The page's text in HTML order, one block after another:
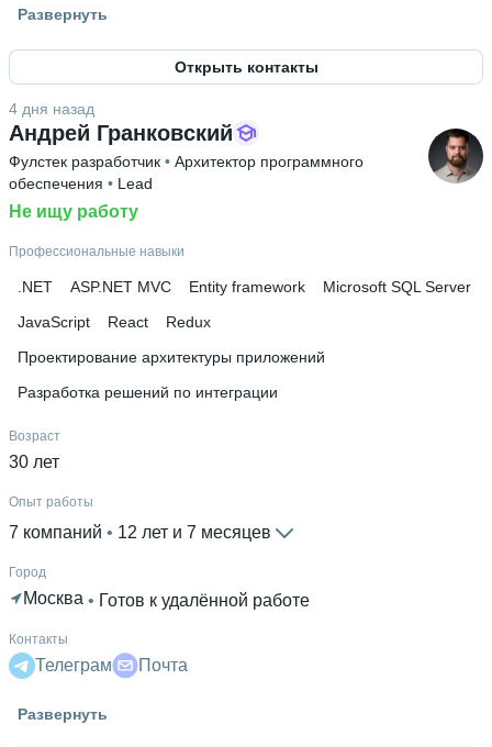
Развернуть
Открыть контакты
Андрей Гранковский
4 дня назад
Фулстек разработчик • Архитектор программного
обеспечения • Lead
Не ищу работу
Профессиональные навыки
.NET ASP.NET MVC Entity framework
Microsoft SQL Server
JavaScript
React
Redux
Проектирование архитектуры приложений
Разработка решений по интеграции
Возраст
30 лет
Опыт работы
7 компаний 12 лет и 7 месяцев
Город
Москва • Готов к удалённой работе
Контакты
Телеграм Почта
Высшее образование
Развернуть